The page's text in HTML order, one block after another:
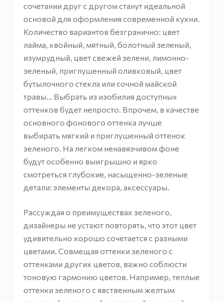
сочетании друг с другом станут идеальной
основой для оформления современной кухни.
Количество вариантов безгранично: цвет
лайма, хвойный, мятный, болотный зеленый,
изумрудный, цвет свежей зелени, лимонно-
зеленый, приглушенный оливковый, цвет
бутылочного стекла или сочной майской
травы… Выбрать из изобилия доступных
оттенков будет непросто. Впрочем, в качестве
основного фонового оттенка лучше
выбирать мягкий и приглушенный оттенок
зеленого. На легком ненавязчивом фоне
будут особенно выигрышно и ярко
смотреться глубокие, насыщенно-зеленые
детали: элементы декора, аксессуары.
Рассуждая о преимуществах зеленого,
дизайнеры не устают повторять, что этот цвет
удивительно хорошо сочетается с разными
цветами. Совмещая оттенки зеленого с
оттенками других цветов, важно соблюсти
тоновую гармонию цветов. Например, теплые
оттенки зеленого с явственным желтым